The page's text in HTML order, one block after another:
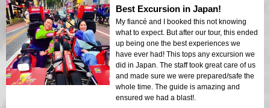
Best Excursion in Japan!
My fiancé and I booked this not knowing
what to expect. But after our tour, this ended
up being one the best experiences we
have ever had! This tops any excursion we
did in Japan. The staff took great care of us
and made sure we were prepared/safe the
whole time. The guide is amazing and
ensured we had a blast!.